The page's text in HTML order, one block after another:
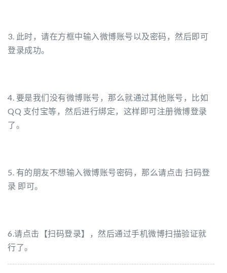
3. 此时，请在方框中输入微博账号以及密码，然后即可
登录成功。
4. 要是我们没有微博账号，那么就通过其他账号，比如
QQ 支付宝等，然后进行绑定，这样即可注册微博登录
了。
5. 有的朋友不想输入微博账号密码，那么请点击 扫码登
录 即可。
6.请点击【扫码登录】，然后通过手机微博扫描验证就
行了。